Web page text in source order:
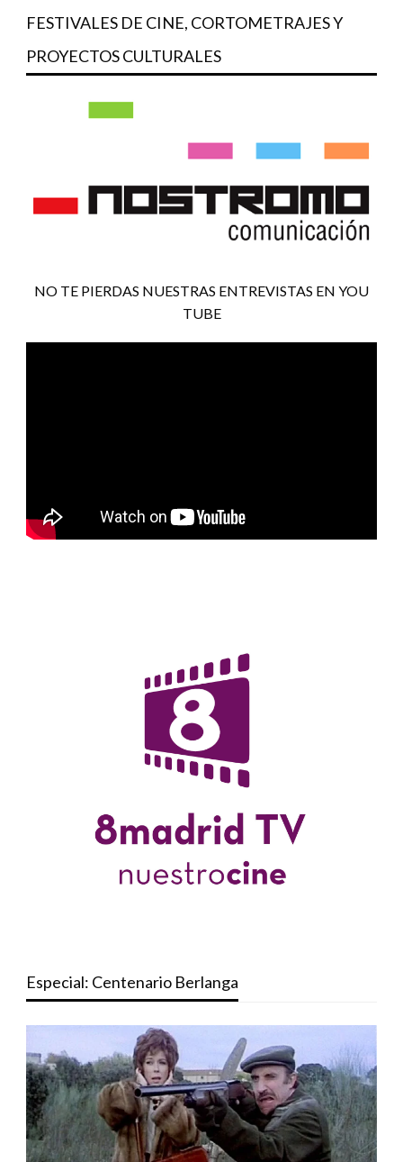
FESTIVALES DE CINE, CORTOMETRAJES Y
PROYECTOS CULTURALES
NO TE PIERDAS NUESTRAS ENTREVISTAS EN YOU
TUBE
Especial: Centenario Berlanga